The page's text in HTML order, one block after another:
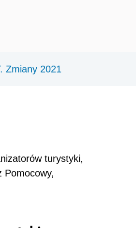
Zmiany 2021
turystyki,
Pomocowy,